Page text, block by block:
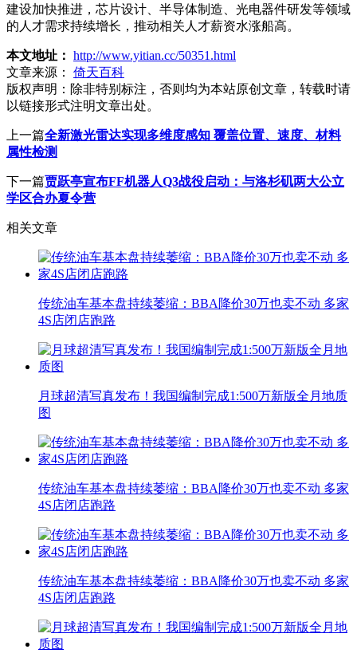
建设加快推进，芯片设计、半导体制造、光电器件研发等领域
的人才需求持续增长，推动相关人才薪资水涨船高。
本文地址： http://www.yitian.cc/50351.html
文章来源：
倚天百科
版权声明： 除非特别标注，否则均为本站原创文章，转载时请
以链接形式注明文章出处。
上一篇全新激光雷达实现多维度感知 覆盖位置、速度、材料
属性检测
下一篇贾跃亭宣布FF机器人Q3战役启动：与洛杉矶两大公立
学区合办夏令营
相关文章
传统油车基本盘持续萎缩：BBA降价30万也卖不动 多家
4S店闭店跑路
月球超清写真发布！我国编制完成1:500万新版全月地质
图
传统油车基本盘持续萎缩：BBA降价30万也卖不动 多家
4S店闭店跑路
传统油车基本盘持续萎缩：BBA降价30万也卖不动 多家
4S店闭店跑路